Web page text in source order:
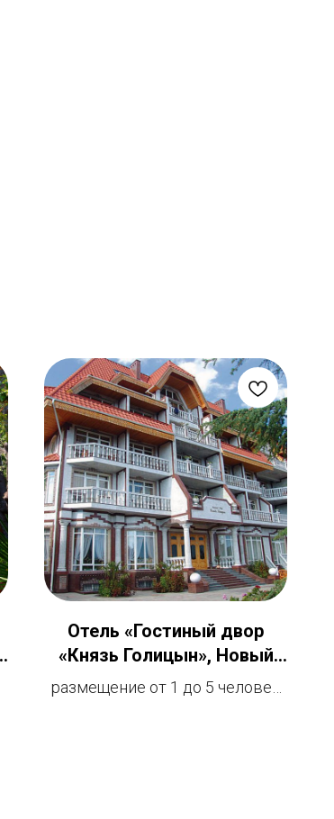
Отель «Гостиный двор
«Князь Голицын», Новый
Свет, Судак
размещение от 1 до 5 человек